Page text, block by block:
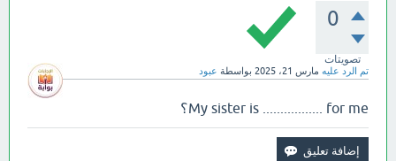
0
تصويتات
تم الرد عليه مارس 21، 2025 بواسطة عبود
My sister is ................. for me؟